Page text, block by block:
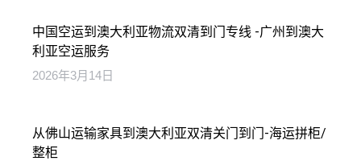
中国空运到澳大利亚物流双清到门专线 -广州到澳大
利亚空运服务
2026年3月14日
从佛山运输家具到澳大利亚双清关门到门-海运拼柜/
整柜